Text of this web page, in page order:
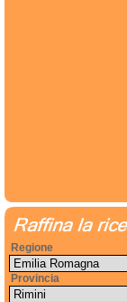
Regione
Provincia